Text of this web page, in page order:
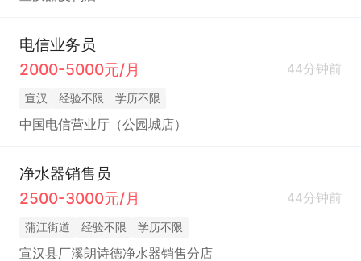
电信业务员
2000-5000元/月
44分钟前
宣汉 经验不限 学历不限
中国电信营业厅（公园城店）
净水器销售员
2500-3000元/月
44分钟前
蒲江街道 经验不限 学历不限
宣汉县厂溪朗诗德净水器销售分店